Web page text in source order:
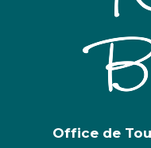
Office de